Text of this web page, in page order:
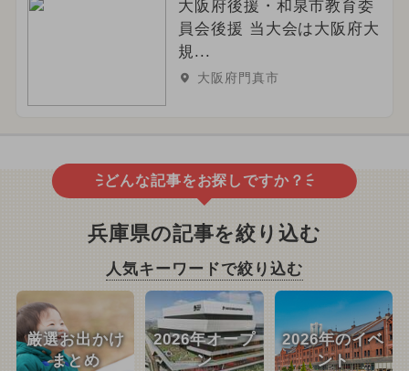
大阪府後援・和泉市教育委
員会後援 当大会は大阪府大
規...
大阪府門真市
どんな記事をお探しですか？
兵庫県の記事を絞り込む
人気キーワードで絞り込む
厳選お出かけ
まとめ
2026年オープ
ン
2026年のイベ
ント